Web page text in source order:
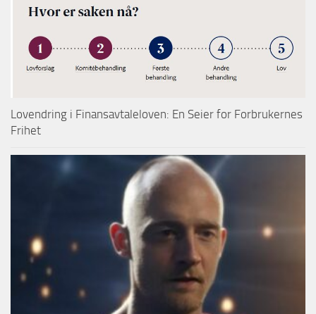
Lovendring i Finansavtaleloven: En Seier for Forbrukernes
Frihet